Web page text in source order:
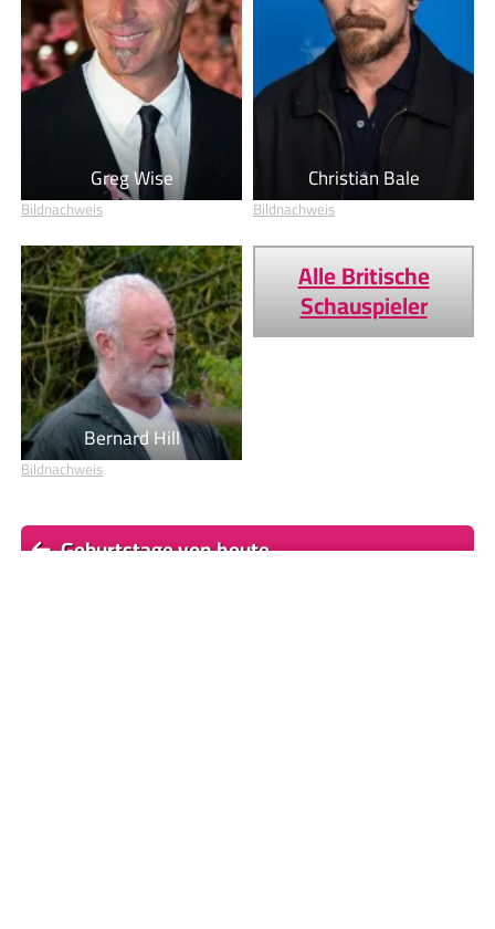
Greg Wise
Bildnachweis
Christian Bale
Bildnachweis
Bernard Hill
Bildnachweis
Alle Britische
Schauspieler
Geburtstage von heute